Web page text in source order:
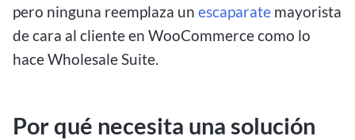
pero ninguna reemplaza un escaparate mayorista
de cara al cliente en WooCommerce como lo
hace Wholesale Suite.
Por qué necesita una solución